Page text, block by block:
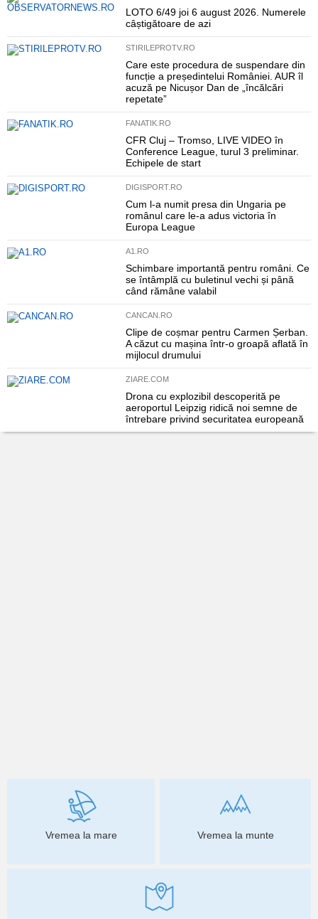
LOTO 6/49 joi 6 august 2026. Numerele
câștigătoare de azi
STIRILEPROTV.RO
Care este procedura de suspendare din
funcție a președintelui României. AUR îl
acuză pe Nicușor Dan de „încălcări
repetate”
FANATIK.RO
CFR Cluj – Tromso, LIVE VIDEO în
Conference League, turul 3 preliminar.
Echipele de start
DIGISPORT.RO
Cum l-a numit presa din Ungaria pe
românul care le-a adus victoria în
Europa League
A1.RO
Schimbare importantă pentru români. Ce
se întâmplă cu buletinul vechi și până
când rămâne valabil
CANCAN.RO
Clipe de coșmar pentru Carmen Șerban.
A căzut cu mașina într-o groapă aflată în
mijlocul drumului
ZIARE.COM
Drona cu explozibil descoperită pe
aeroportul Leipzig ridică noi semne de
întrebare privind securitatea europeană
Vremea la mare Vremea la munte